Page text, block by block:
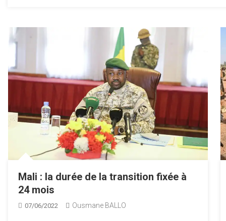
Mali : la durée de la transition fixée à
24 mois
07/06/2022 Ousmane BALLO